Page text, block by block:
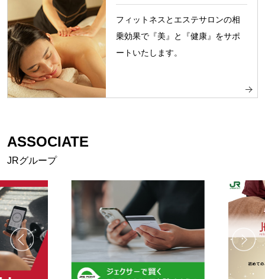
フィットネスとエステサロンの相
乗効果で『美』と『健康』をサポ
ートいたします。
ASSOCIATE
JRグループ